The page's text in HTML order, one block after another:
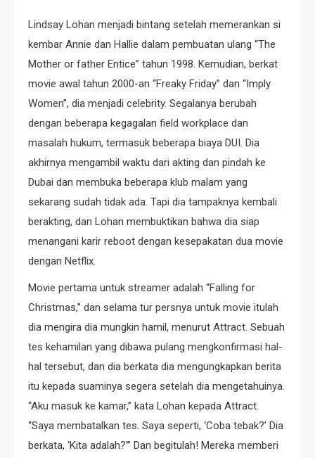
Lindsay Lohan menjadi bintang setelah memerankan si
kembar Annie dan Hallie dalam pembuatan ulang “The
Mother or father Entice” tahun 1998. Kemudian, berkat
movie awal tahun 2000-an “Freaky Friday” dan “Imply
Women”, dia menjadi celebrity. Segalanya berubah
dengan beberapa kegagalan field workplace dan
masalah hukum, termasuk beberapa biaya DUI. Dia
akhirnya mengambil waktu dari akting dan pindah ke
Dubai dan membuka beberapa klub malam yang
sekarang sudah tidak ada. Tapi dia tampaknya kembali
berakting, dan Lohan membuktikan bahwa dia siap
menangani karir reboot dengan kesepakatan dua movie
dengan Netflix.
Movie pertama untuk streamer adalah “Falling for
Christmas,” dan selama tur persnya untuk movie itulah
dia mengira dia mungkin hamil, menurut Attract. Sebuah
tes kehamilan yang dibawa pulang mengkonfirmasi hal-
hal tersebut, dan dia berkata dia mengungkapkan berita
itu kepada suaminya segera setelah dia mengetahuinya.
“Aku masuk ke kamar,” kata Lohan kepada Attract.
“Saya membatalkan tes. Saya seperti, ‘Coba tebak?’ Dia
berkata, ‘Kita adalah?'” Dan begitulah! Mereka memberi